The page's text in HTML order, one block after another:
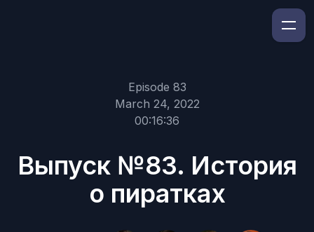
Episode 83
March 24, 2022
00:16:36
Выпуск №83. История
о пиратках